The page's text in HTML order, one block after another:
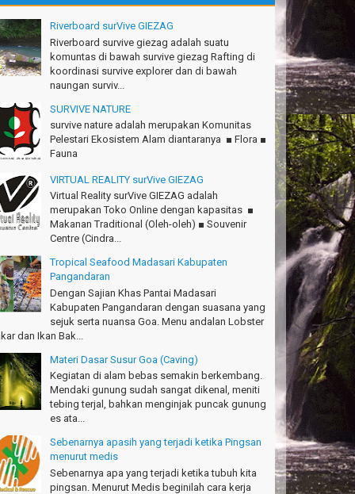
Sinaga - Lampung
seru banget
- Bekasi
seru, Amazing gmana?!
Gn.Ciremai mantap
- Surabaya
canyon Amazing
- Singapore
Team surVive atas panduan wisata Kabupaten
- Depok
kang Arief, Citumang seru!
- Garut
surVive GIEZAG telah menemani kami ke
Salam lestari!
Adventure Club - Bandung Barat
- Sydney
Bodyrafting Green canyon, extreme, enjoy dan
- Kudus
banget Pantai Batukaras!
- Kuningan
Riverboard surVive GIEZAG
Riverboard survive giezag adalah suatu
komuntas di bawah survive giezag Rafting di
koordinasi survive explorer dan di bawah
naungan surviv...
SURVIVE NATURE
survive nature adalah merupakan Komunitas
Pelestari Ekosistem Alam diantaranya ■ Flora ■
Fauna
VIRTUAL REALITY surVive GIEZAG
Virtual Reality surVive GIEZAG adalah
merupakan Toko Online dengan kapasitas ■
Makanan Traditional (Oleh-oleh) ■ Souvenir
Centre (Cindra...
Tropical Seafood Madasari Kabupaten
Pangandaran
Dengan Sajian Khas Pantai Madasari
Kabupaten Pangandaran dengan suasana yang
sejuk serta nuansa Goa. Menu andalan Lobster
dan Ikan Bak...
Materi Dasar Susur Goa (Caving)
Kegiatan di alam bebas semakin berkembang.
Mendaki gunung sudah sangat dikenal, meniti
tebing terjal, bahkan menginjak puncak gunung
es ata...
Sebenarnya apasih yang terjadi ketika Pingsan
menurut medis
Sebenarnya apa yang terjadi ketika tubuh kita
pingsan. Menurut Medis beginilah cara kerja